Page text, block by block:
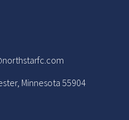
Minnesota 55904